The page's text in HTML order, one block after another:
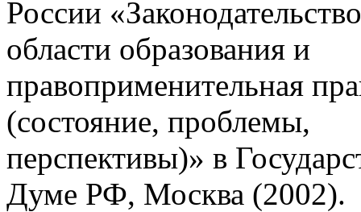
России
области образования и
правоприменительная
(состояние, проблемы,
перспективы)» в
Думе РФ, Москва (2002).